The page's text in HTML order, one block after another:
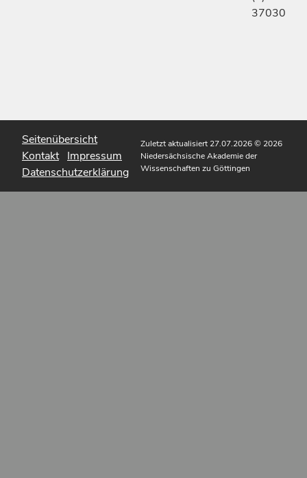
37030
Seitenübersicht
Kontakt Impressum
Datenschutzerklärung
Zuletzt aktualisiert 27.07.2026© 2026
Niedersächsische Akademie der
Wissenschaften zu Göttingen